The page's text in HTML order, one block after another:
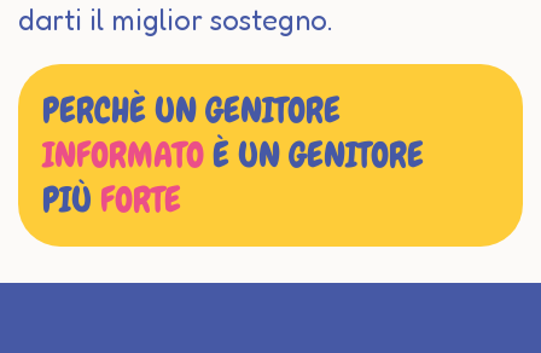
darti il miglior sostegno.
PERCHÈ UN GENITORE
INFORMATOÈ UN GENITORE
PIÙ FORTE